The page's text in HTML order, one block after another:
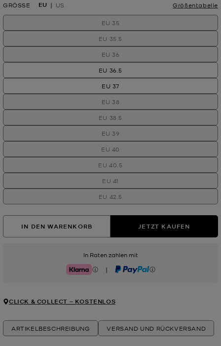
GRÖSSE EU US Größentabelle
EU 35
EU 35.5
EU 36
EU 36.5
EU 37
EU 38
EU 38.5
EU 39
EU 40
EU 40.5
EU 41
EU 42.5
IN DEN WARENKORB JETZT KAUFEN
In Raten zahlen mit
Klarna | PayPal
CLICK & COLLECT ‒ KOSTENLOS
ARTIKELBESCHREIBUNG VERSAND UND RÜCKVERSAND